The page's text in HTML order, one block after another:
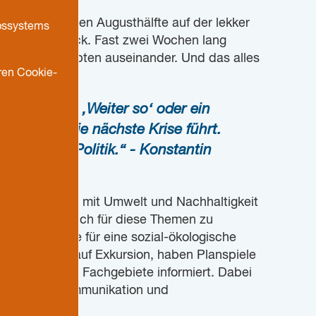
in der zweiten Augusthälfte auf der lekker
wieder zurück. Fast zwei Wochen lang
auseinander. Und das alles
es kein ‚Weiter so‘ oder ein
tiefer in die nächste Krise führt.
aus der Politik.“ - Konstantin
die mit Umwelt und Nachhaltigkeit
auch für diese Themen zu
und Ansätze für eine sozial-ökologische
Städten auf Exkursion, haben Planspiele
über unsere Fachgebiete informiert. Dabei
Klimakommunikation und
Cookie-